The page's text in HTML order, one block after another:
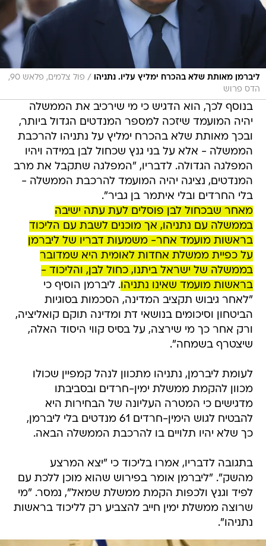
ליברמן מאותת שלא בהכרח ימליץ עליו. נתניהו /
פול צלמים, פלאש 90,
הדס פרוש
בנוסף לכך, הוא הדגיש כי מי שירכיב את הממשלה
יהיה המועמד שיזכה למספר המנדטים הגדול ביותר,
ובכך מאותת שלא בהכרח ימליץ על נתניהו להרכבת
הממשלה - אלא על בני גנץ שכחול לבן במידה ויהיו
המפלגה הגדולה. לדבריו, "המפלגה שתקבל את מרב
המנדטים, נציגה יהיה המועמד להרכבת הממשלה -
בלי החרדים ובלי איתמר בן גביר".
מאחר שבכחול לבן פוסלים לעת עתה ישיבה
בממשלה עם נתניהו, אך מוכנים לשבת עם הליכוד
בראשות מועמד אחר- משמעות דבריו של ליברמן
על כפיית ממשלת אחדות לאומית היא שמדובר
בממשלה של ישראל ביתנו, כחול לבן, והליכוד -
בראשות מועמד שאינו נתניהו. ליברמן הוסיף כי
"לאחר גיבוש תקציב המדינה, הסכמות בסוגיות
הביטחון וסיכומים בנושאי דת ומדינה תוקם קואליציה,
ורק אחר כך מי שירצה, על בסיס קווי היסוד האלה,
שיצטרף בשמחה".
לעומת ליברמן, נתניהו מתכוון לנהל קמפיין שכולו
מכוון להקמת ממשלת ימין-חרדים ובסביבתו
מדגישים כי המטרה העליונה של הבחירות היא
להבטיח לגוש הימין-חרדים 61 מנדטים בלי ליברמן,
כך שלא יהיו תלויים בו להרכבת הממשלה הבאה.
בתגובה לדבריו, אמרו בליכוד כי "יצא המרצע
מהשק". "ליברמן אומר בפירוש שהוא מוכן ללכת עם
לפיד וגנץ ולכפות הקמת ממשלת שמאל", נמסר. "מי
שרוצה ממשלת ימין חייב להצביע רק לליכוד בראשות
נתניהו".